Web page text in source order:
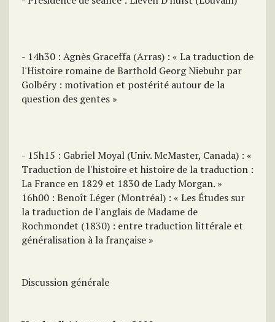
- 14h30 : Agnès Graceffa (Arras) : « La traduction de
l'Histoire romaine de Barthold Georg Niebuhr par
Golbéry : motivation et postérité autour de la
question des gentes »
- 15h15 : Gabriel Moyal (Univ. McMaster, Canada) : «
Traduction de l'histoire et histoire de la traduction :
La France en 1829 et 1830 de Lady Morgan. »
16h00 : Benoît Léger (Montréal) : « Les Études sur
la traduction de l'anglais de Madame de
Rochmondet (1830) : entre traduction littérale et
généralisation à la française »
Discussion générale